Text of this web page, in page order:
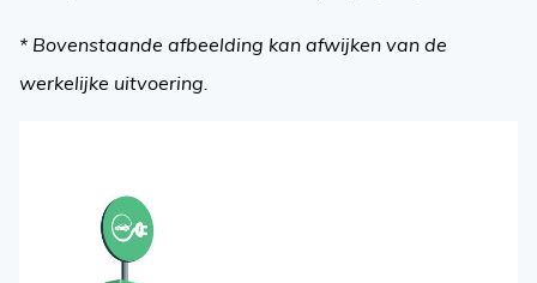
* Bovenstaande afbeelding kan afwijken van de
werkelijke uitvoering.